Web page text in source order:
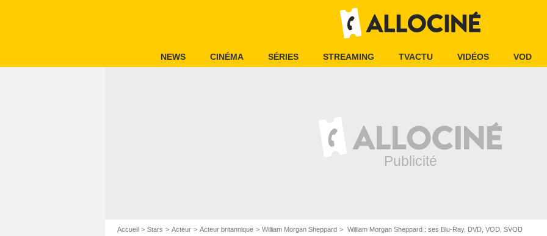
NEWS CINÉMA SÉRIES STREAMING TVACTU VIDÉOS VOD
Accueil Stars Acteur Acteur britannique William Morgan Sheppard William Morgan Sheppard : ses Blu-Ray, DVD, VOD, SVOD